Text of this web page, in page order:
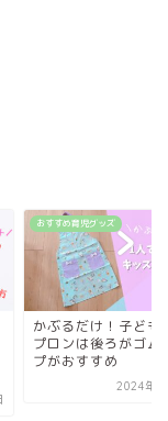
おすすめ100均グッズ
買って良かった100
ッズ⑱1,000円商品
レースアイス」
2022年7